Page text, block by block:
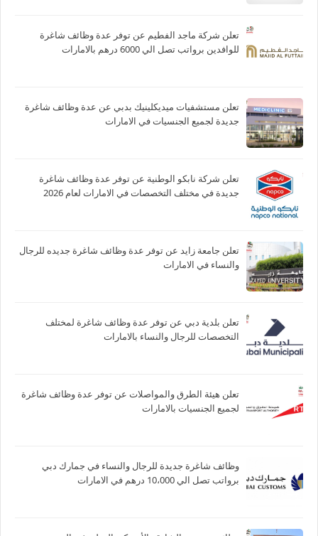
تعلن شركة ماجد الفطيم عن توفر عدة وظائف شاغرة
للوافدين برواتب تصل الي 6000 درهم بالامارات
تعلن مستشفيات ميديكلينيك بدبي عن عدة وظائف شاغرة
جديدة لجميع الجنسيات في الامارات
تعلن شركة نابكو الوطنية عن توفر عدة وظائف شاغرة
جديدة في مختلف التخصصات في الامارات لعام 2026
تعلن جامعة زايد عن توفر عدة وظائف شاغرة جديده للرجال
والنساء في الامارات
تعلن بلدية دبي عن توفر عدة وظائف شاغرة لمختلف
التخصصات للرجال والنساء بالامارات
تعلن هيئة الطرق والمواصلات عن توفر عدة وظائف شاغرة
لجميع الجنسيات بالامارات
وظائف شاغرة جديدة للرجال والنساء في جمارك دبي
برواتب تصل الي 10،000 درهم في الامارات